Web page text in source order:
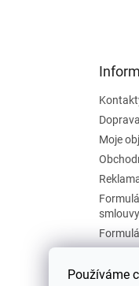
Používáme
Moje
smlouvy
Zásady